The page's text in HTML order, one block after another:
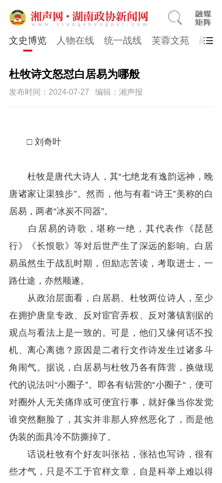
文史博览 人物在线 统一战线 芙蓉文苑 融媒
杜牧诗文怒怼白居易为哪般
发布时间：2024-07-27 编辑：湘声报
□ 刘奇叶
杜牧是唐代大诗人，其“七绝龙有逸韵远神，晚
唐诸家让渠独步”。然而，他与有着“诗王”美称的白
居易，两者“冰炭不同器”。
白居易的诗歌，堪称一绝，其代表作《琵琶
行》《长恨歌》等对后世产生了深远的影响。白居
易虽然生于战乱时期，但励志苦读，考取进士，一
路仕途，亦然顺遂。
从政治层面看，白居易、杜牧两位诗人，至少
在拥护唐皇专政、反对宦官弄权、反对藩镇割据的
观点与看法上是一致的。可是，他们又缘何话不投
机、离心离德？原因是二者行文作诗发生过诸多斗
角闹气。据说，白居易与杜牧乃各有阵营，换做现
代的说法叫“小圈子”。即各有钻营的“小圈子“，便可
对圈外人无关痛痒或可便宜行事，就好像当你发觉
谁突然翻脸了，其实并非那人猝然恶化了，而是他
伪装的面具冷不防撕掉了。
话说杜牧有个好友叫张祜，张祜也写诗，很有
些才气，只是不工于官样文章，自是科举上难以得